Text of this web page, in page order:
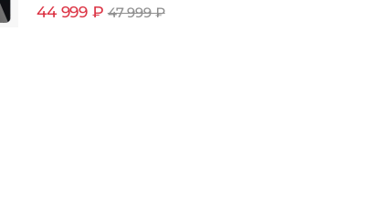
44 999 ₽ 47 999₽